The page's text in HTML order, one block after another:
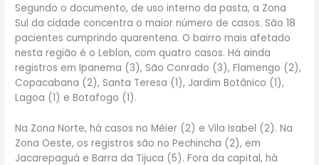
Segundo o documento, de uso interno da pasta, a Zona
Sul da cidade concentra o maior número de casos. São 18
pacientes cumprindo quarentena. O bairro mais afetado
nesta região é o Leblon, com quatro casos. Há ainda
registros em Ipanema (3), São Conrado (3), Flamengo (2),
Copacabana (2), Santa Teresa (1), Jardim Botânico (1),
Lagoa (1) e Botafogo (1).
Na Zona Norte, há casos no Méier (2) e Vila Isabel (2). Na
Zona Oeste, os registros são no Pechincha (2), em
Jacarepaguá e Barra da Tijuca (5). Fora da capital, há